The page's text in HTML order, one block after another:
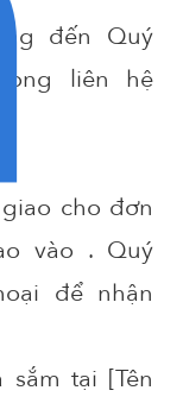
đến Quý
liên hệ
cho đơn
vào . Quý
để nhận
tại [Tên